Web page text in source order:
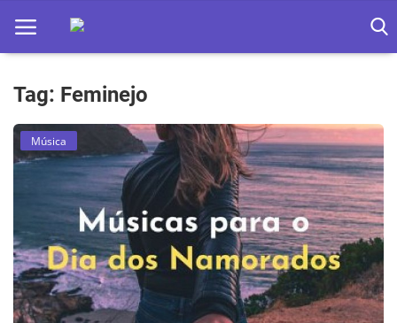
Home
Apps
Games
Web
Música
Tag: Feminejo
Música